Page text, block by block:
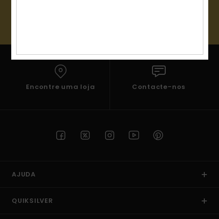
Consultar
Encontre uma loja Contacte-nos
AJUDA
QUIKSILVER